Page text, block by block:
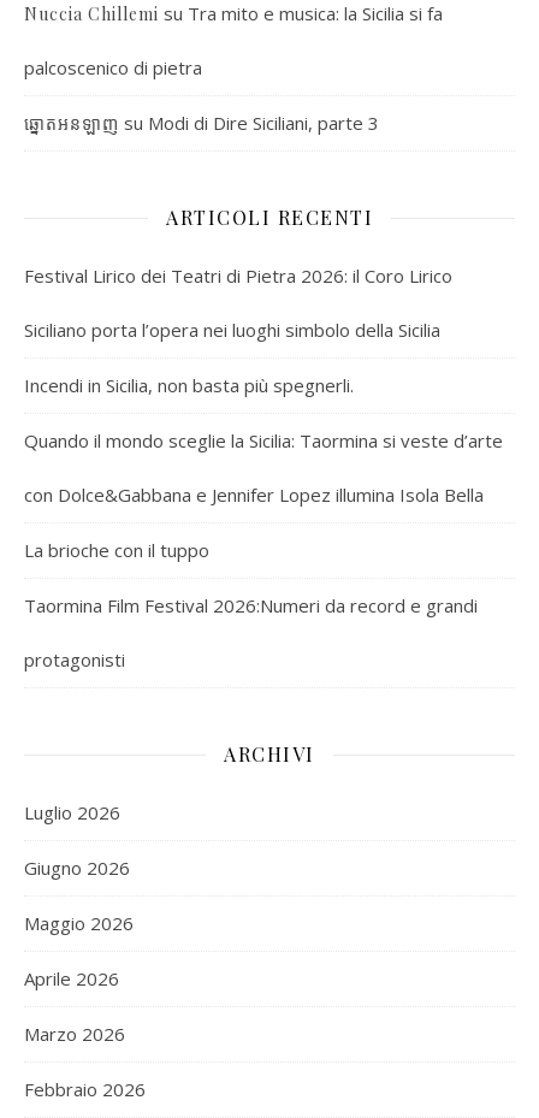
Nuccia Chillemi su Tra mito e musica: la Sicilia si fa
palcoscenico di pietra
ឆ្នោតអនឡាញ su Modi di Dire Siciliani, parte 3
ARTICOLI RECENTI
Festival Lirico dei Teatri di Pietra 2026: il Coro Lirico
Siciliano porta l’opera nei luoghi simbolo della Sicilia
Incendi in Sicilia, non basta più spegnerli.
Quando il mondo sceglie la Sicilia: Taormina si veste d’arte
con Dolce&Gabbana e Jennifer Lopez illumina Isola Bella
La brioche con il tuppo
Taormina Film Festival 2026:Numeri da record e grandi
protagonisti
ARCHIVI
Luglio 2026
Giugno 2026
Maggio 2026
Aprile 2026
Marzo 2026
Febbraio 2026